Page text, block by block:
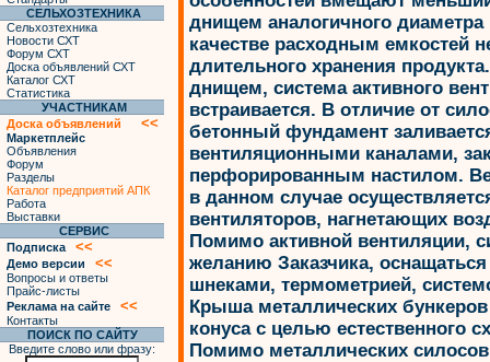
СЕЛЬХОЗТЕХНИКА
Сельхозтехника
Новости СХТ
Форум СХТ
Доска объявлений СХТ
Каталог СХТ
Статистика
УЧАСТНИКАМ
Доска объявлений
<<
Маркетплейс
Объявления
Форум
Разделы
Каталог предприятий АПК
Работа
Выставки
СЕРВИС
Подписка
<<
Демо версии <<
Вопросы и ответы
Прайс-листы
Реклама на сайте
<<
Контакты
ПОИСК ПО САЙТУ
Введите слово или фразу:
днищем аналогичного
качестве расходным емкостей
длительного хранения
днищем, система активного
встраивается. В отличие от
бетонный фундамент
вентиляционными каналами,
перфорированным настилом.
в данном случае
вентиляторов, нагнетающих
Помимо активной вентиляции,
желанию Заказчика,
шнеками, термометрией,
Крыша металлических
конуса с целью естественного
Помимо металлических